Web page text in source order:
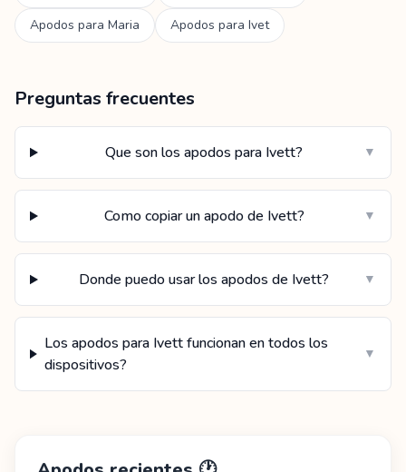
Apodos para Maria Apodos para Ivet
Preguntas frecuentes
Que son los apodos para Ivett? ▼
Como copiar un apodo de Ivett? ▼
Donde puedo usar los apodos de Ivett? ▼
Los apodos para Ivett funcionan en todos los
dispositivos?
▼